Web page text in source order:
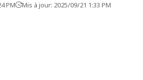
PM Mis à jour: 2025/09/21 1:33 PM